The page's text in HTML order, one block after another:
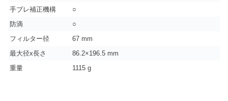
手ブレ補正機構
○
防滴
○
フィルター径
67 mm
最大径x長さ
86.2×196.5 mm
重量
1115 g